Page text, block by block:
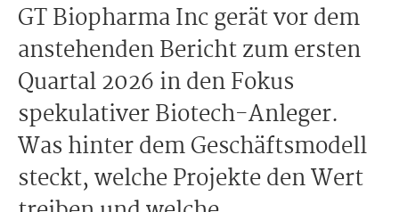
GT Biopharma Inc gerät vor dem
anstehenden Bericht zum ersten
Quartal 2026 in den Fokus
spekulativer Biotech-Anleger.
Was hinter dem Geschäftsmodell
steckt, welche Projekte den Wert